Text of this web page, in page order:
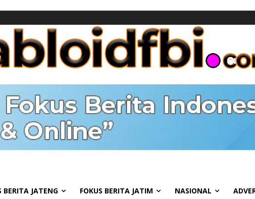
BERITA JATENG FOKUS BERITA JATIM NASIONAL